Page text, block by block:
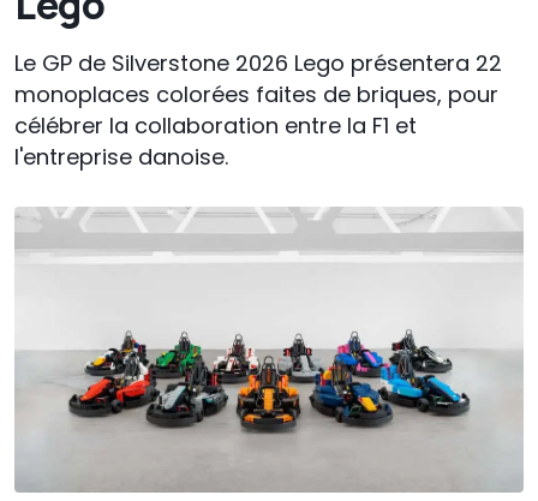
Le GP de Silverstone 2026 Lego présentera 22
monoplaces colorées faites de briques, pour
célébrer la collaboration entre la F1 et
l'entreprise danoise.